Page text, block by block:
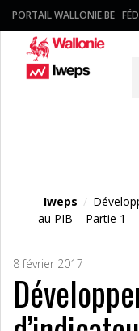
PORTAIL WALLONIE.BE
Iweps /
au PIB – Partie 1
8 février 2017